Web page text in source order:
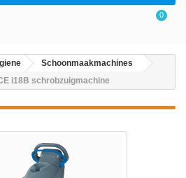
0
Schoonmaakmachines
i18B schrobzuigmachine